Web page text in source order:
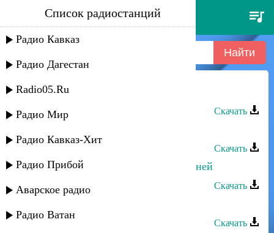
султан лагучев - скучаю по
ночам
Список радиостанций
Радио Кавказ
Радио Дагестан
Radio05.Ru
Радио Мир
Радио Кавказ-Хит
Радио Прибой
Аварское радио
Радио Ватан
Султан Лагучев - Баъапl бара
Скачать
Скачать
Султан Лагучев - Йачвхъагlайа адуней
Скачать
Скачать